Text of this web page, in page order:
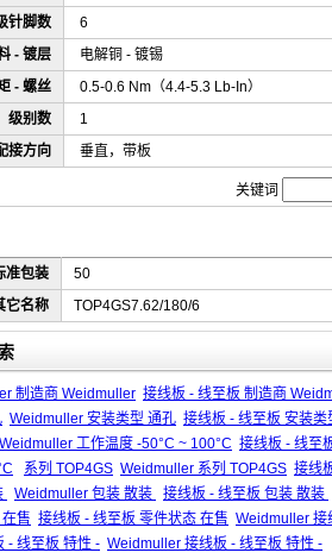
针脚数
6
- 镀层
电解铜 - 镀锡
- 螺丝
0.5-0.6 Nm（4.4-5.3 Lb-In）
级别数
1
接方向
垂直，带板
关键词
准包装
50
它名称
TOP4GS7.62/180/6
制造商 Weidmuller 接线板 - 线至板 制造商
Weidmuller 安装类型 通孔 接线板 - 线至板 安装类
Weidmuller 工作温度 -50°C ~ 100°C 接线板 - 线至
系列 TOP4GS Weidmuller 系列 TOP4GS 接线
Weidmuller 包装 散装
接线板 - 线至板 包装 散装
售 接线板 - 线至板 零件状态 在售 Weidmuller 接
- 线至板 特性 - Weidmuller 接线板 - 线至板 特性 -